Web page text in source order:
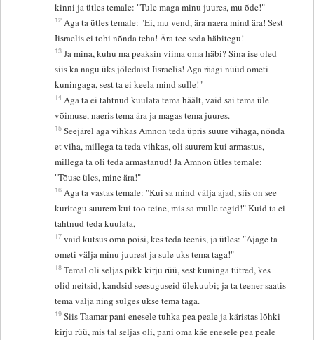
kinni ja ütles temale: "Tule maga minu juures, mu õde!"
12 Aga ta ütles temale: "Ei, mu vend, ära naera mind ära! Sest
Iisraelis ei tohi nõnda teha! Ära tee seda häbitegu!
13 Ja mina, kuhu ma peaksin viima oma häbi? Sina ise oled
siis ka nagu üks jõledaist Iisraelis! Aga räägi nüüd ometi
kuningaga, sest ta ei keela mind sulle!"
14 Aga ta ei tahtnud kuulata tema häält, vaid sai tema üle
võimuse, naeris tema ära ja magas tema juures.
15 Seejärel aga vihkas Amnon teda üpris suure vihaga, nõnda
et viha, millega ta teda vihkas, oli suurem kui armastus,
millega ta oli teda armastanud! Ja Amnon ütles temale:
"Tõuse üles, mine ära!"
16 Aga ta vastas temale: "Kui sa mind välja ajad, siis on see
kuritegu suurem kui too teine, mis sa mulle tegid!" Kuid ta ei
tahtnud teda kuulata,
17 vaid kutsus oma poisi, kes teda teenis, ja ütles: "Ajage ta
ometi välja minu juurest ja sule uks tema taga!"
18 Temal oli seljas pikk kirju rüü, sest kuninga tütred, kes
olid neitsid, kandsid seesuguseid ülekuubi; ja ta teener saatis
tema välja ning sulges ukse tema taga.
19 Siis Taamar pani enesele tuhka pea peale ja käristas lõhki
kirju rüü, mis tal seljas oli, pani oma käe enesele pea peale